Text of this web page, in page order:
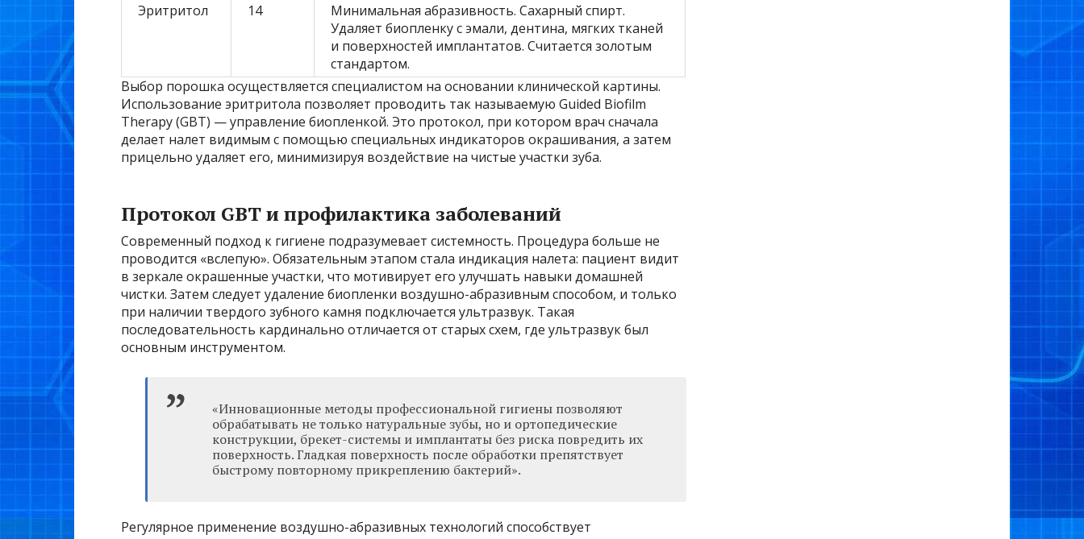
Эритритол
14
Минимальная абразивность. Сахарный спирт.
Удаляет биопленку с эмали, дентина, мягких тканей
и поверхностей имплантатов. Считается золотым
стандартом.
Выбор порошка осуществляется специалистом на основании клинической картины.
Использование эритритола позволяет проводить так называемую Guided Biofilm
Therapy (GBT) — управление биопленкой. Это протокол, при котором врач сначала
делает налет видимым с помощью специальных индикаторов окрашивания, а затем
прицельно удаляет его, минимизируя воздействие на чистые участки зуба.
Протокол GBT и профилактика заболеваний
Современный подход к гигиене подразумевает системность. Процедура больше не
проводится «вслепую». Обязательным этапом стала индикация налета: пациент видит
в зеркале окрашенные участки, что мотивирует его улучшать навыки домашней
чистки. Затем следует удаление биопленки воздушно-абразивным способом, и только
при наличии твердого зубного камня подключается ультразвук. Такая
последовательность кардинально отличается от старых схем, где ультразвук был
основным инструментом.
«Инновационные методы профессиональной гигиены позволяют
обрабатывать не только натуральные зубы, но и ортопедические
конструкции, брекет-системы и имплантаты без риска повредить их
поверхность. Гладкая поверхность после обработки препятствует
быстрому повторному прикреплению бактерий».
Регулярное применение воздушно-абразивных технологий способствует